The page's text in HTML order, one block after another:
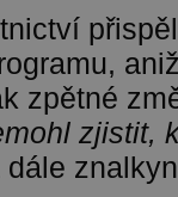
zpětné
zjistit,